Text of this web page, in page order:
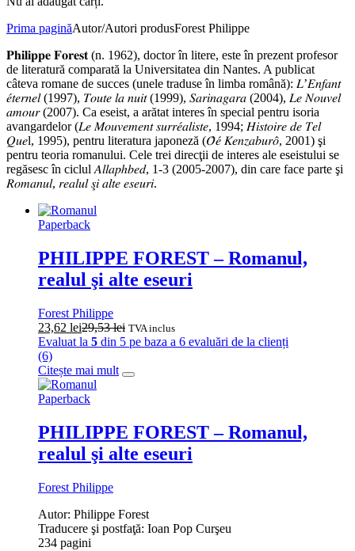
Prima paginăAutor/Autori produsForest Philippe
𝐏𝐡𝐢𝐥𝐢𝐩𝐩𝐞 𝐅𝐨𝐫𝐞𝐬𝐭 (n. 1962), doctor în litere, este în prezent profesor
de literatură comparată la Universitatea din Nantes. A publicat
câteva romane de succes (unele traduse în limba română): 𝐿’𝐸𝑛𝑓𝑎𝑛𝑡
𝑒́𝑡𝑒𝑟𝑛𝑒𝑙 (1997), 𝑇𝑜𝑢𝑡𝑒 𝑙𝑎 𝑛𝑢𝑖𝑡 (1999), 𝑆𝑎𝑟𝑖𝑛𝑎𝑔𝑎𝑟𝑎 (2004), 𝐿𝑒 𝑁𝑜𝑢𝑣𝑒𝑙
𝑎𝑚𝑜𝑢𝑟 (2007). Ca eseist, a arătat interes în special pentru isoria
avangardelor (𝐿𝑒 𝑀𝑜𝑢𝑣𝑒𝑚𝑒𝑛𝑡 𝑠𝑢𝑟𝑟𝑒́𝑎𝑙𝑖𝑠𝑡𝑒, 1994; 𝐻𝑖𝑠𝑡𝑜𝑖𝑟𝑒 𝑑𝑒 𝑇𝑒𝑙
𝑄𝑢𝑒l, 1995), pentru literatura japoneză (𝑂̂𝑒́ 𝐾𝑒𝑛𝑧𝑎𝑏𝑢𝑟𝑜̂, 2001) şi
pentru teoria romanului. Cele trei direcţii de interes ale eseistului se
regăsesc în ciclul 𝐴𝑙𝑙𝑎𝑝ℎ𝑏𝑒𝑑, 1-3 (2005-2007), din care face parte şi
𝑅𝑜𝑚𝑎𝑛𝑢𝑙, 𝑟𝑒𝑎𝑙𝑢𝑙 𝑠̧𝑖 𝑎𝑙𝑡𝑒 𝑒𝑠𝑒𝑢𝑟𝑖.
Paperback
PHILIPPE FOREST – Romanul,
realul şi alte eseuri
Forest Philippe
23,62 lei29,53lei TVA inclus
Evaluat la 5 din 5 pe baza a 6 evaluări de la clienți
(6)
Citește mai mult
Paperback
PHILIPPE FOREST – Romanul,
realul şi alte eseuri
Forest Philippe
Autor: Philippe Forest
Traducere şi postfaţă: Ioan Pop Curşeu
234 pagini